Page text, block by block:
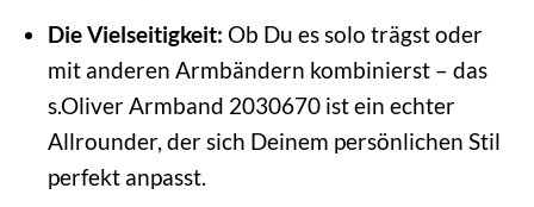
Die Vielseitigkeit: Ob Du es solo trägst oder
mit anderen Armbändern kombinierst – das
s.Oliver Armband 2030670 ist ein echter
Allrounder, der sich Deinem persönlichen Stil
perfekt anpasst.